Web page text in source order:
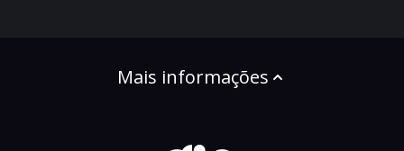
Mais informações